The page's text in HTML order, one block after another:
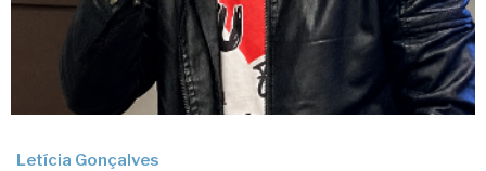
Letícia Gonçalves